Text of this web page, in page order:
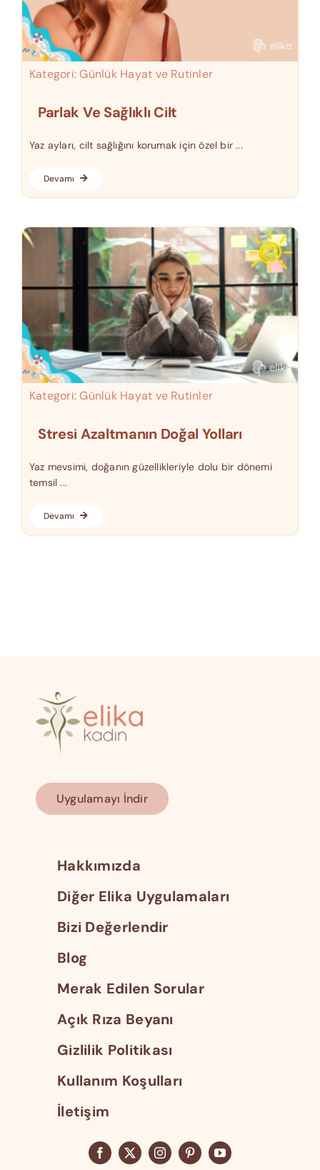
Kategori:Günlük Hayat ve Rutinler
Parlak Ve Sağlıklı Cilt
Yaz ayları, cilt sağlığını korumak için özel bir ...
Devamı
Kategori:Günlük Hayat ve Rutinler
Stresi Azaltmanın Doğal Yolları
Yaz mevsimi, doğanın güzellikleriyle dolu bir dönemi
temsil ...
Devamı
Uygulamayı İndir
Hakkımızda
Diğer Elika Uygulamaları
Bizi Değerlendir
Blog
Merak Edilen Sorular
Açık Rıza Beyanı
Gizlilik Politikası
Kullanım Koşulları
İletişim